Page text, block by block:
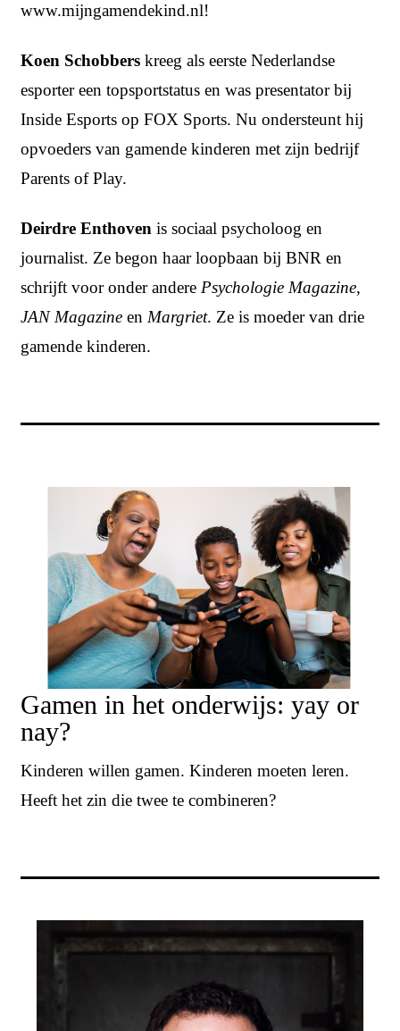
www.mijngamendekind.nl!
Koen Schobbers kreeg als eerste Nederlandse
esporter een topsportstatus en was presentator bij
Inside Esports op FOX Sports. Nu ondersteunt hij
opvoeders van gamende kinderen met zijn bedrijf
Parents of Play.
Deirdre Enthoven is sociaal psycholoog en
journalist. Ze begon haar loopbaan bij BNR en
schrijft voor onder andere Psychologie Magazine,
JAN Magazine en Margriet. Ze is moeder van drie
gamende kinderen.
Gamen in het onderwijs: yay or
nay?
Kinderen willen gamen. Kinderen moeten leren.
Heeft het zin die twee te combineren?